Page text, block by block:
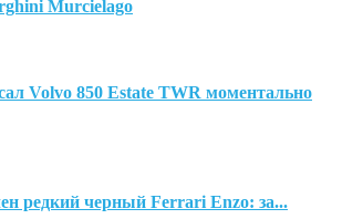
Murcielago
Volvo 850 Estate TWR моментально
редкий черный Ferrari Enzo: за...